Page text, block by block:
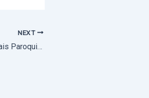
NEXT
Encontro Diocesano de Centros Sociais Paroquiais da Arquidiocese de Évora debateu as exigências da Missão e o desafio da sustentabilidade (com fotos) (atualizado)